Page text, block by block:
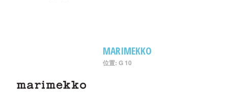
MARIMEKKO
位置: G 10